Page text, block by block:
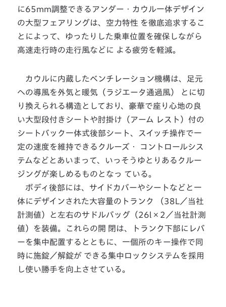
に65mm調整できるアンダー・カウル一体デザイン
の大型フェアリングは、空力特性 を徹底追求するこ
とによって、ゆったりした乗車位置を確保しながら
高速走行時の走行風などに よる疲労を軽減。
カウルに内蔵したベンチレーション機構は、足元
への導風を外気と暖気（ラジエータ通過風） とに切
り換えられる構造としており、豪華で座り心地の良
い大型段付きシートや肘掛け（アーム レスト）付の
シートバック一体式後部シート、スイッチ操作で一
定の速度を維持できるクルーズ・ コントロールシス
テムなどとあいまって、いっそうゆとりあるクルー
ジングが楽しめるものとなっ ている。
ボディ後部には、サイドカバーやシートなどと一
体にデザインされた大容量のトランク （38L／当社
計測値）と左右のサドルバッグ（26l×2／当社計測
値）を装備。これらの開 閉は、トランク下部にレバ
ーを集中配置するとともに、一個所のキー操作で同
時に施錠／解錠が できる集中ロックシステムを採用
し使い勝手を向上させている。